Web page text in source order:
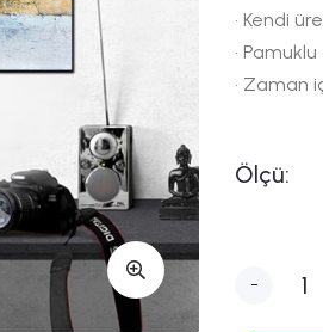
• Kendi
•
• Zaman
Ölçü:
-